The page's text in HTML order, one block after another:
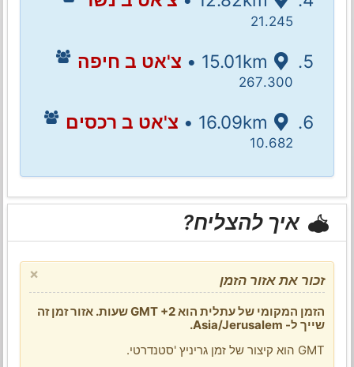
21.245
15.01km • צ'אט ב חיפה
267.300
16.09km • צ'אט ב רכסים
10.682
איך להצליח?
× זכור את אזור הזמן
הזמן המקומי של עתלית הוא GMT +2 שעות. אזור זמן זה
שייך ל- Asia/Jerusalem.
GMT הוא קיצור של זמן גריניץ 'סטנדרטי.